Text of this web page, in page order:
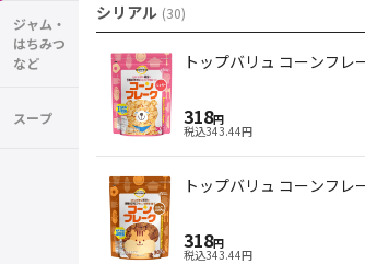
ジャム・
はちみつ
など
スープ
シリアル (30)
トップバリュ コーンフレ
318円
税込343.44円
トップバリュ コーンフレ
318円
税込343.44円